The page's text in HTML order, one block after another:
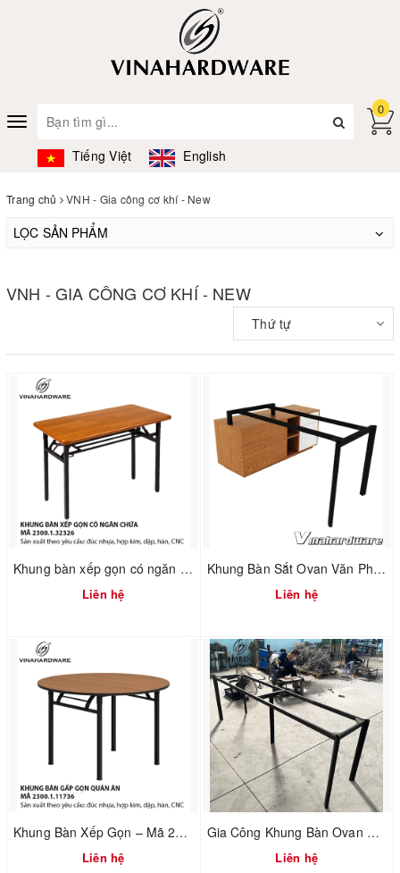
Toggle
navigation
Tiếng Việt English
0
Trang chủ VNH - Gia công cơ khí - New
LỌC SẢN PHẨM
VNH - GIA CÔNG CƠ KHÍ - NEW
Thứ tự
Khung bàn xếp gọn có ngăn chứa – Mã 2300.1.32326
Liên hệ
Khung Bàn Sắt Ovan Văn Phòng / Office Oval Table Frame SP286086
Liên hệ
Khung Bàn Xếp Gọn – Mã 2300.1.11736 | Vinahardware
Liên hệ
Gia Công Khung Bàn Ovan Văn Phòng Tháo Ráp / Oval Tube Office Table Frame
Liên hệ